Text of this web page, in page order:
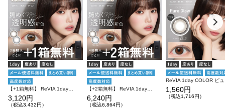
3,120円
（税込3,432円）
6,240円
（税込6,864円）
1,560円
（税込1,716円）